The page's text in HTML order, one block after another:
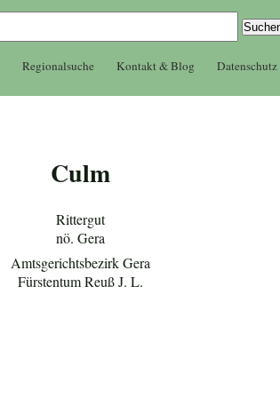
Regionalsuche Kontakt & Blog Datenschutz
Culm
Rittergut
nö. Gera
Amtsgerichtsbezirk Gera
Fürstentum Reuß J. L.